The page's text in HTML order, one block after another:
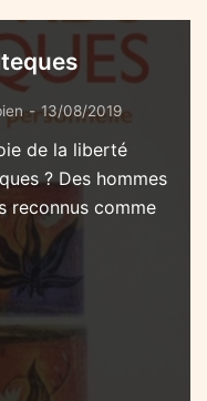
13/08/2019
de la liberté
? Des hommes
reconnus comme